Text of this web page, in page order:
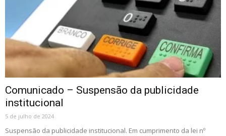
Comunicado – Suspensão da publicidade
institucional
5 de julho de 2024
Suspensão da publicidade institucional. Em cumprimento da lei nº